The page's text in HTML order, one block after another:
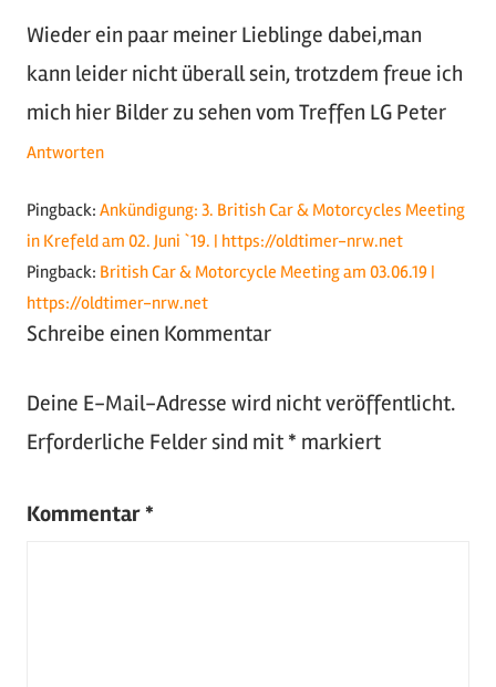
Wieder ein paar meiner Lieblinge dabei,man
kann leider nicht überall sein, trotzdem freue ich
mich hier Bilder zu sehen vom Treffen LG Peter
Antworten
Pingback: Ankündigung: 3. British Car & Motorcycles Meeting
in Krefeld am 02. Juni `19. | https://oldtimer-nrw.net
Pingback: British Car & Motorcycle Meeting am 03.06.19 |
https://oldtimer-nrw.net
Schreibe einen Kommentar
Deine E-Mail-Adresse wird nicht veröffentlicht.
Erforderliche Felder sind mit * markiert
Kommentar *